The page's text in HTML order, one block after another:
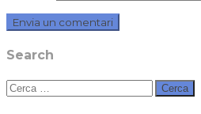
Search
Cerca: